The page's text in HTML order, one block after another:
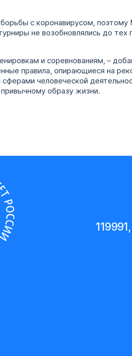
с коронавирусом, поэтому
не возобновлялись до тех
и соревнованиям, –
правила, опирающиеся на
человеческой
образу жизни.